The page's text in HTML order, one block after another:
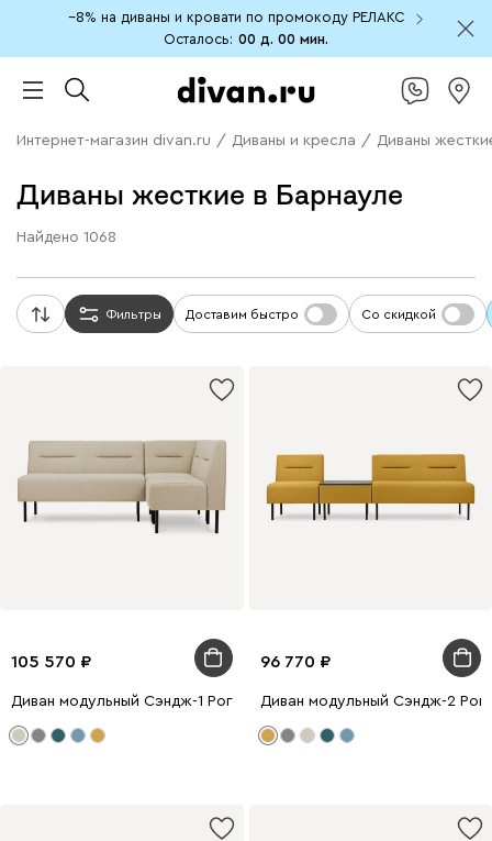
−8% на диваны и кровати по промокоду РЕЛАКС
Осталось: 00 д. 00 мин.
Интернет-магазин divan.ru / Диваны и кресла / Диваны
Диваны жесткие в Барнауле
Найдено 1068
Фильтры Доставим быстро Со скидкой
105 570
Диван модульный Сэндж-1 Рогожка Бежевый
96 770
Диван модульный Сэндж-2